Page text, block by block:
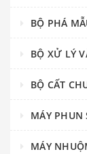
BỘ PHÁ
BỘ XỬ LÝ
BỘ CẤT
MÁY PHUN
MÁY